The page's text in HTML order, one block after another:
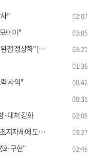
" 02:07
아야" 03:05
화" [뉴스의 맥] 03:21
01:36
사의" 00:42
00:35
·대처 강화 02:08
입 [정책현장+] 03:27
화 구현" 02:48